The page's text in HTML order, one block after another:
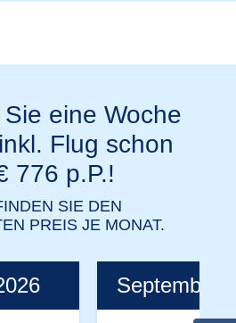
eine Woche
Flug schon
776 p.P.!
SIE DEN
PREIS JE MONAT.
September